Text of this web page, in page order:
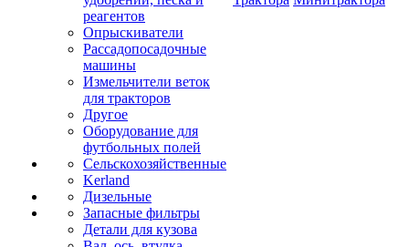
реагентов
Опрыскиватели
Рассадопосадочные
машины
Измельчители веток
для тракторов
Другое
Оборудование для
футбольных полей
Сельскохозяйственные
Kerland
Дизельные
Запасные фильтры
Детали для кузова